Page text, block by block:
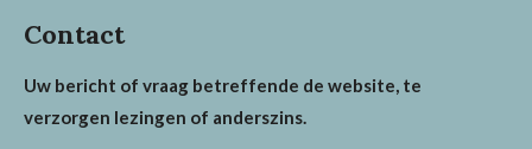
Contact
Uw bericht of vraag betreffende de website, te
verzorgen lezingen of anderszins.